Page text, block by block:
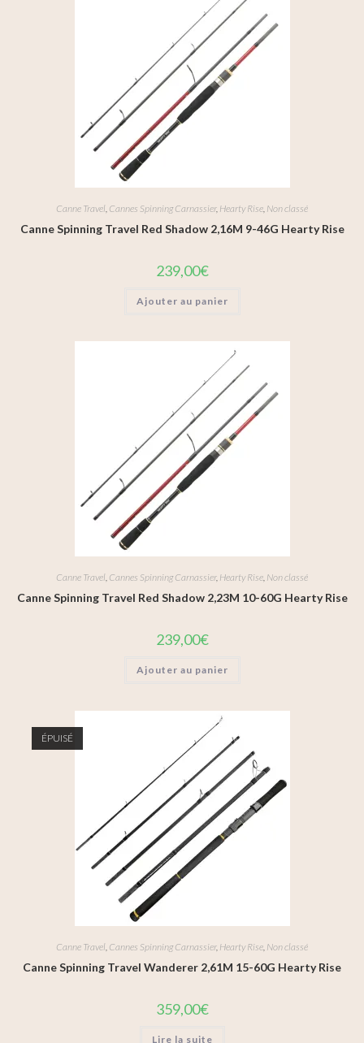
Canne Travel Cannes Spinning Carnassier, Hearty Rise Non classé
Canne Spinning Travel Red Shadow 2,16M 9-46G Hearty Rise
239,00€
Ajouter au panier
Canne Travel, Cannes Spinning Carnassier, Hearty Rise, Non classé
Canne Spinning Travel Red Shadow 2,23M 10-60G Hearty Rise
239,00€
Ajouter au panier
ÉPUISÉ
Canne Travel Cannes Spinning Carnassier, Hearty Rise Non classé
Canne Spinning Travel Wanderer 2,61M 15-60G Hearty Rise
359,00€
Lire la suite